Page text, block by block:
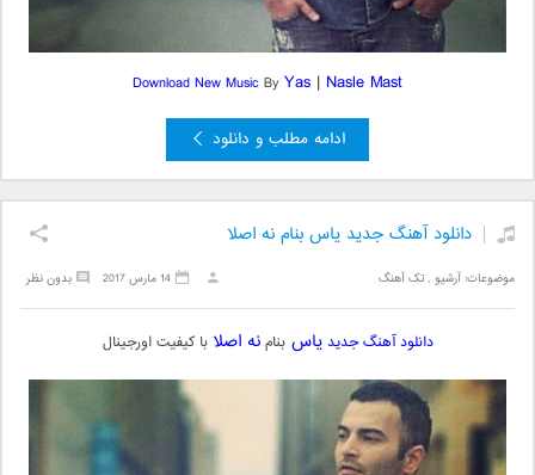
Download New MusicByYas | Nasle Mast
ادامه مطلب و دانلود
دانلود آهنگ جدید یاس بنام نه اصلا
موضوعات:آرشیو ,تک آهنگ بدون نظر 14 مارس 2017
دانلود آهنگ جدید یاس بنامنه اصلا با کیفیت اورجینال